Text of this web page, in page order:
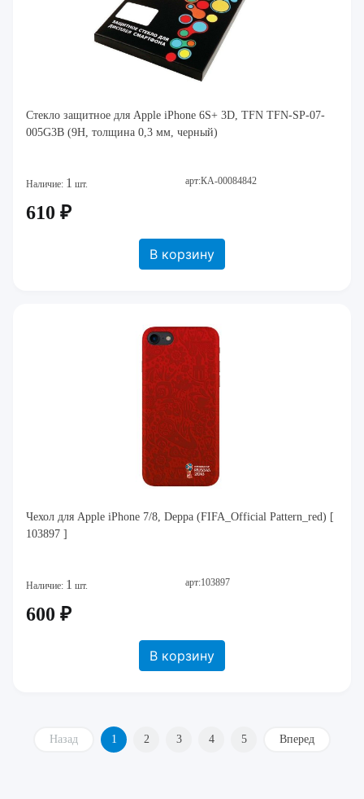
Стекло защитное для Apple iPhone 6S+ 3D, TFN TFN-SP-07-
005G3B (9H, толщина 0,3 мм, черный)
Наличие: 1 шт. арт:КА-00084842
610 ₽
В корзину
Чехол для Apple iPhone 7/8, Deppa (FIFA_Official Pattern_red) [
103897 ]
Наличие: 1 шт. арт:103897
600 ₽
В корзину
Назад 1 2 3 4 5 Вперед